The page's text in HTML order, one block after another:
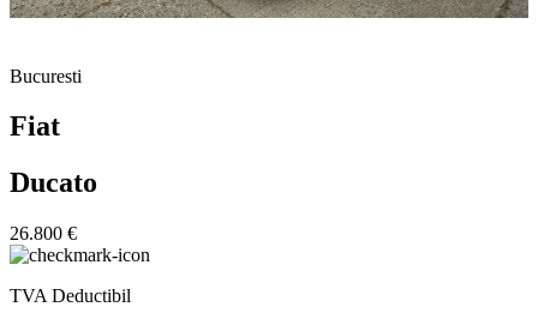
Bucuresti
Fiat
Ducato
26.800 €
TVA Deductibil